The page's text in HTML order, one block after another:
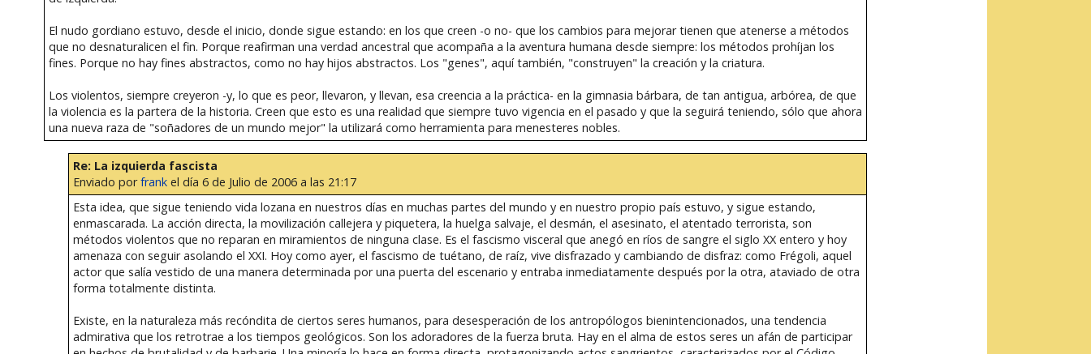
El nudo gordiano estuvo, desde el inicio, donde sigue estando: en los que creen -o no- que los cambios para mejorar tienen que atenerse a métodos
que no desnaturalicen el fin. Porque reafirman una verdad ancestral que acompaña a la aventura humana desde siempre: los métodos prohíjan los
fines. Porque no hay fines abstractos, como no hay hijos abstractos. Los "genes", aquí también, "construyen" la creación y la criatura.
Los violentos, siempre creyeron -y, lo que es peor, llevaron, y llevan, esa creencia a la práctica- en la gimnasia bárbara, de tan antigua, arbórea, de que
la violencia es la partera de la historia. Creen que esto es una realidad que siempre tuvo vigencia en el pasado y que la seguirá teniendo, sólo que ahora
una nueva raza de "soñadores de un mundo mejor" la utilizará como herramienta para menesteres nobles.
Re: La izquierda fascista
Enviado porfrankel día 6 de Julio de 2006 a las 21:17
Esta idea, que sigue teniendo vida lozana en nuestros días en muchas partes del mundo y en nuestro propio país estuvo, y sigue estando,
enmascarada. La acción directa, la movilización callejera y piquetera, la huelga salvaje, el desmán, el asesinato, el atentado terrorista, son
métodos violentos que no reparan en miramientos de ninguna clase. Es el fascismo visceral que anegó en ríos de sangre el siglo XX entero y hoy
amenaza con seguir asolando el XXI. Hoy como ayer, el fascismo de tuétano, de raíz, vive disfrazado y cambiando de disfraz: como Frégoli, aquel
actor que salía vestido de una manera determinada por una puerta del escenario y entraba inmediatamente después por la otra, ataviado de otra
forma totalmente distinta.
Existe, en la naturaleza más recóndita de ciertos seres humanos, para desesperación de los antropólogos bienintencionados, una tendencia
admirativa que los retrotrae a los tiempos geológicos. Son los adoradores de la fuerza bruta. Hay en el alma de estos seres un afán de participar